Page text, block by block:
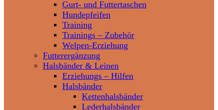
Gurt- und Futtertaschen
Hundepfeifen
Training
Trainings – Zubehör
Welpen-Erziehung
Futterergänzung
Halsbänder & Leinen
Erziehungs – Hilfen
Halsbänder
Kettenhalsbänder
Lederhalsbänder